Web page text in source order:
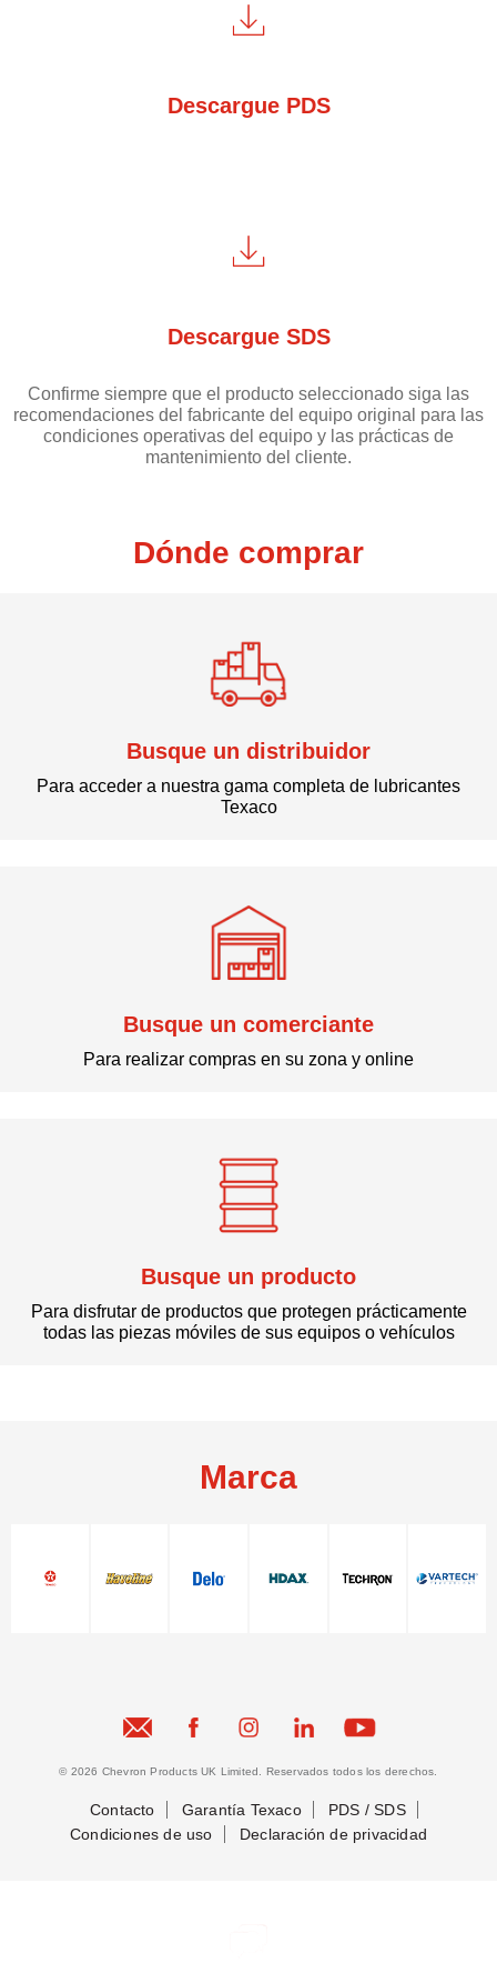
Descargue PDS
Descargue SDS
Confirme siempre que el producto seleccionado siga las
recomendaciones del fabricante del equipo original para las
condiciones operativas del equipo y las prácticas de
mantenimiento del cliente.
Dónde comprar
Busque un distribuidor
Para acceder a nuestra gama completa de lubricantes
Texaco
Busque un comerciante
Para realizar compras en su zona y online
Busque un producto
Para disfrutar de productos que protegen prácticamente
todas las piezas móviles de sus equipos o vehículos
Marca
© 2026 Chevron Products UK Limited. Reservados todos los derechos.
Contacto Garantía Texaco
PDS / SDS
Condiciones de uso
Declaración de privacidad